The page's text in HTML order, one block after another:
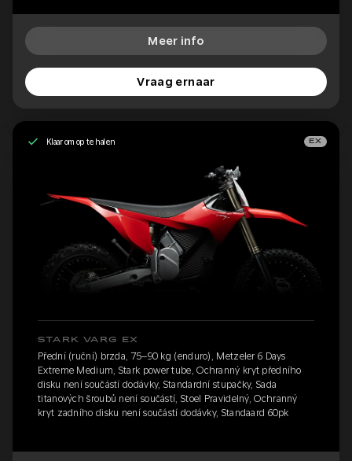
Meer info
Vraag ernaar
Klaar om op te halen EX
STARK VARG EX
Přední (ruční) brzda, 75–90 kg (enduro), Metzeler 6 Days
Extreme Medium, Stark power tube, Ochranný kryt předního
disku není součástí dodávky, Standardní stupačky, Sada
titanových šroubů není součástí, Stoel Pravidelný, Ochranný
kryt zadního disku není součástí dodávky, Standaard 60pk